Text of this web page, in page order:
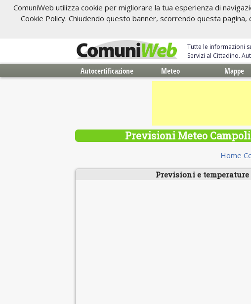
ComuniWeb utilizza cookie per migliorare la tua esperienza di
Cookie Policy. Chiudendo questo banner, scorrendo questa
Tutte le informazioni
Servizi al Cittadino.
Autocertificazione Meteo Mappe
Previsioni Meteo
Home
Previsioni e